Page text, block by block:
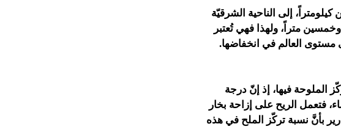
إلى الناحية الشرقيّة
متراً، ولهذا فهي تُعتبر
مستوى العالم في انخفاضها.
الملوحة فيها، إذ إنّ درجة
فتعمل الريح على إزاحة بخار
بأنَّ نسبة تركّز الملح في هذه